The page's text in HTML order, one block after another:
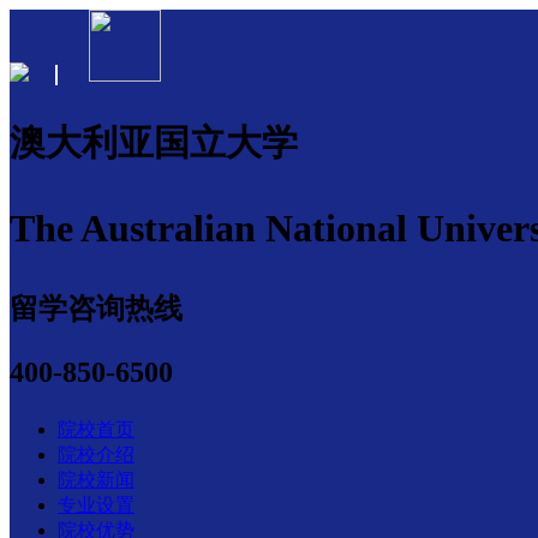
澳大利亚国立大学
The Australian National
留学咨询热线
400-850-6500
院校首页
院校介绍
院校新闻
专业设置
院校优势